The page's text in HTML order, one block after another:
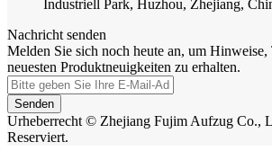
Industriell Park, Huzhou, Zhejiang,
Nachricht senden
Melden Sie sich noch heute an, um Hinweise,
neuesten Produktneuigkeiten zu erhalten.
Senden
Urheberrecht © Zhejiang Fujim Aufzug Co.,
Reserviert.